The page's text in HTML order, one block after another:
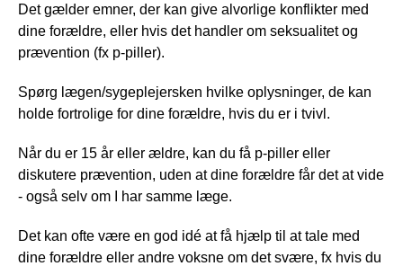
Det gælder emner, der kan give alvorlige konflikter med
dine forældre, eller hvis det handler om seksualitet og
prævention (fx p-piller).
Spørg lægen/sygeplejersken hvilke oplysninger, de kan
holde fortrolige for dine forældre, hvis du er i tvivl.
Når du er 15 år eller ældre, kan du få p-piller eller
diskutere prævention, uden at dine forældre får det at vide
- også selv om I har samme læge.
Det kan ofte være en god idé at få hjælp til at tale med
dine forældre eller andre voksne om det svære, fx hvis du